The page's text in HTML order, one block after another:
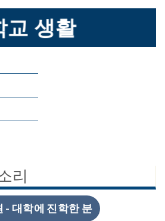
교 생활
리
- 대학에 진학한 분